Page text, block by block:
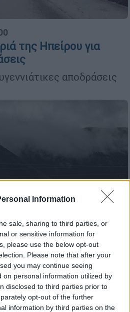
Information
sale, sharing to third parties, or
or sensitive information for
please use the below opt-out
Please note that after your
you may continue seeing
on personal information utilized by
disclosed to third parties prior to
opt-out of the further
information by third parties on the
της Ηπείρου για
αποδράσεις
09:08
προορισμούς
εορτών: Το κόστος των
οι πιο ακριβοί